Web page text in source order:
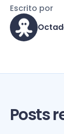
Escrito por
Posts